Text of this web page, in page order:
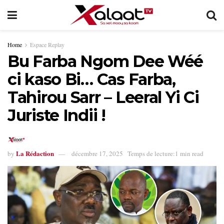
Home Espace Replay
Bu Farba Ngom Dee Wéé
ci kaso Bi… Cas Farba,
Tahirou Sarr – Leeral Yi Ci
Juriste Indii !
by La Rédaction décembre 17, 2025 Temps de lecture:1 min read